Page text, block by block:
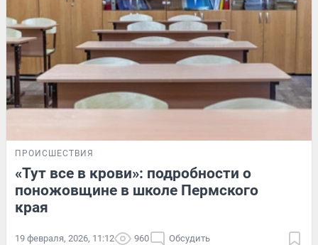
ПРОИСШЕСТВИЯ
«Тут все в крови»: подробности о
поножовщине в школе Пермского
края
19 февраля, 2026, 11:12 960 Обсудить